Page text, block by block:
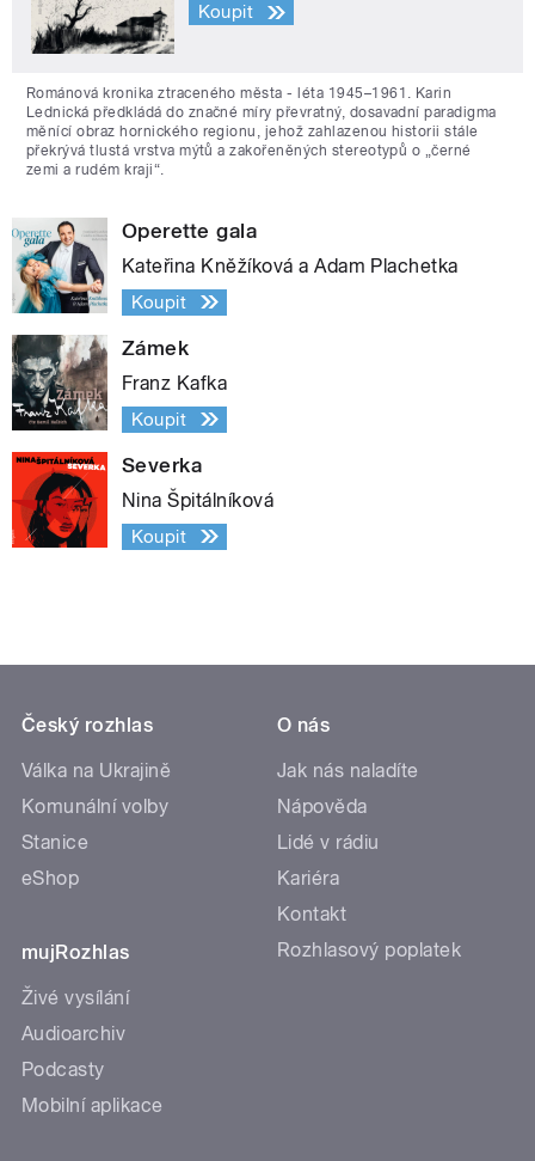
Koupit
Románová kronika ztraceného města - léta 1945–1961. Karin
Lednická předkládá do značné míry převratný, dosavadní paradigma
měnící obraz hornického regionu, jehož zahlazenou historii stále
překrývá tlustá vrstva mýtů a zakořeněných stereotypů o „černé
zemi a rudém kraji“.
Operette gala
Kateřina Kněžíková a Adam Plachetka
Koupit
Zámek
Franz Kafka
Koupit
Severka
Nina Špitálníková
Koupit
Český rozhlas
Válka na Ukrajině
Komunální volby
Stanice
eShop
mujRozhlas
Živé vysílání
Audioarchiv
Podcasty
Mobilní aplikace
O nás
Jak nás naladíte
Nápověda
Lidé v rádiu
Kariéra
Kontakt
Rozhlasový poplatek